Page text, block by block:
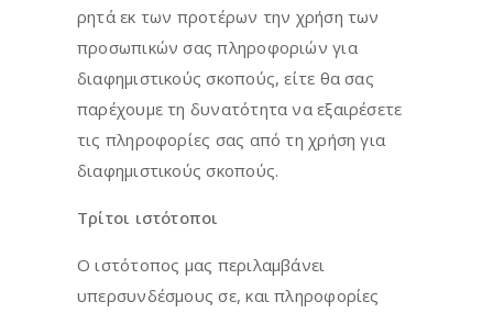
ρητά εκ των προτέρων την χρήση των
προσωπικών σας πληροφοριών για
διαφημιστικούς σκοπούς, είτε θα σας
παρέχουμε τη δυνατότητα να εξαιρέσετε
τις πληροφορίες σας από τη χρήση για
διαφημιστικούς σκοπούς.
Τρίτοι ιστότοποι
Ο ιστότοπος μας περιλαμβάνει
υπερσυνδέσμους σε, και πληροφορίες